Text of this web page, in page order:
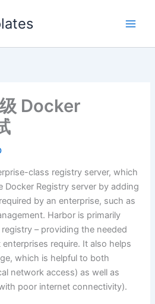
Docker
class registry server, which
Docker Registry server by adding
by an enterprise, such as
Harbor is primarily
– providing the needed
require. It also helps
which is helpful to both
network access) as well as
poor internet connectivity).